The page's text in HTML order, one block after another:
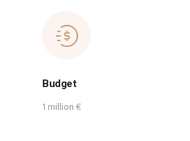
Budget
1 million €